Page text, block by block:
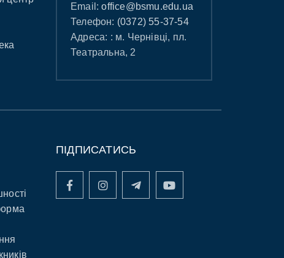
Email:office@bsmu.edu.ua
Телефон: (0372) 55-37-54
Адреса: : м. Чернівці, пл.
Театральна, 2
ПІДПИСАТИСЬ